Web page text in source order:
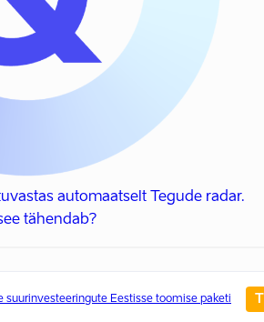
automaatselt Tegude radar.
tähendab?
Eestisse toomise paketi